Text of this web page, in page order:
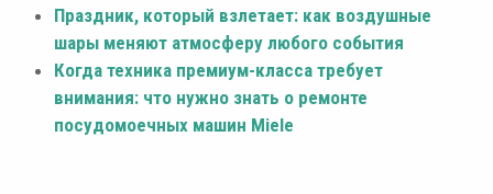
Праздник, который взлетает: как воздушные
шары меняют атмосферу любого события
Когда техника премиум-класса требует
внимания: что нужно знать о ремонте
посудомоечных машин Miele